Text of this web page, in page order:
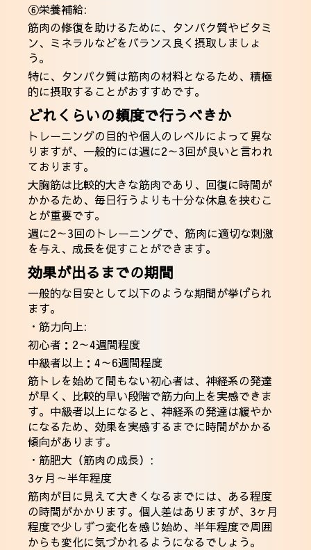
⑥栄養補給:
筋肉の修復を助けるために、タンパク質やビタミ
ン、ミネラルなどをバランス良く摂取しましょ
う。
特に、タンパク質は筋肉の材料となるため、積極
的に摂取することがおすすめです。
どれくらいの頻度で行うべきか
トレーニングの目的や個人のレベルによって異な
りますが、一般的には週に2～3回が良いと言われ
ております。
大胸筋は比較的大きな筋肉であり、回復に時間が
かかるため、毎日行うよりも十分な休息を挟むこ
とが重要です。
週に2～3回のトレーニングで、筋肉に適切な刺激
を与え、成長を促すことができます。
効果が出るまでの期間
一般的な目安として以下のような期間が挙げられ
ます。
・筋力向上:
初心者：2～4週間程度
中級者以上：4～6週間程度
筋トレを始めて間もない初心者は、神経系の発達
が早く、比較的早い段階で筋力向上を実感できま
す。中級者以上になると、神経系の発達は緩やか
になるため、効果を実感するまでに時間がかかる
傾向があります。
・筋肥大（筋肉の成長）:
3ヶ月～半年程度
筋肉が目に見えて大きくなるまでには、ある程度
の時間がかかります。個人差はありますが、3ヶ月
程度で少しずつ変化を感じ始め、半年程度で周囲
からも変化に気づかれるようになるでしょう。